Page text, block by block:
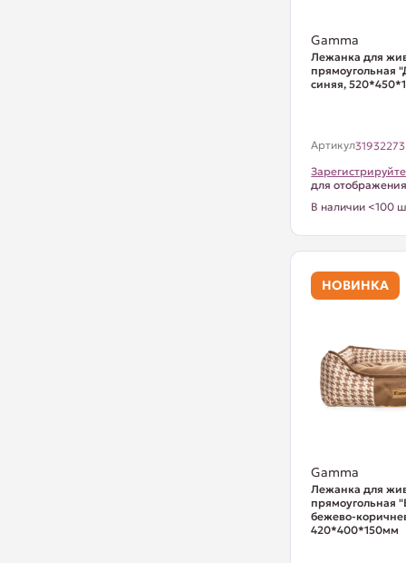
Gamma
Лежанка для
прямоугольная
синяя,
Артикул31932273
для
В наличии <100
НОВИНКА
Gamma
Лежанка для
прямоугольная
бежево-
420*400*150мм